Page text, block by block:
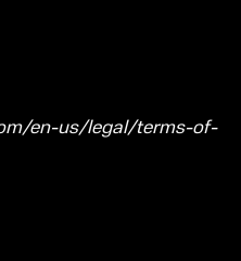
en-us/legal/terms-of-